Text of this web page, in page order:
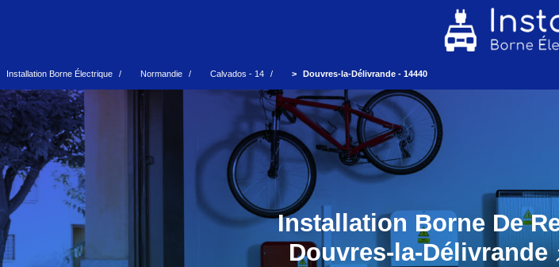
Installation Borne Électrique Normandie Calvados - 14 Douvres-la-Délivrande - 14440
Installation Borne De
Douvres-la-Délivrande